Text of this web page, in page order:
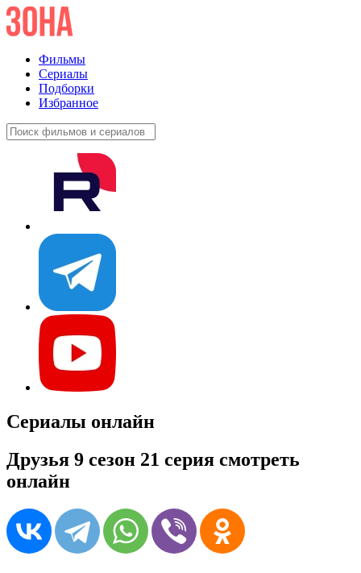
Фильмы
Сериалы
Подборки
Избранное
Сериалы онлайн
Друзья 9 сезон 21 серия смотреть
онлайн